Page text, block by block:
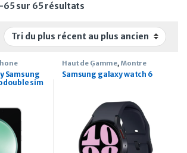
sur 65 résultats
Samsung
double sim
Haut de Gamme, Montre
connectée SAMSUNG
Samsung galaxy watch 6